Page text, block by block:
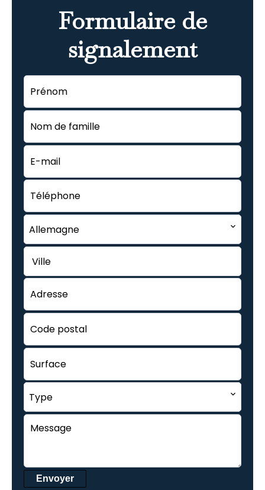
Formulaire de
signalement
Allemagne
Ville
Type
Envoyer